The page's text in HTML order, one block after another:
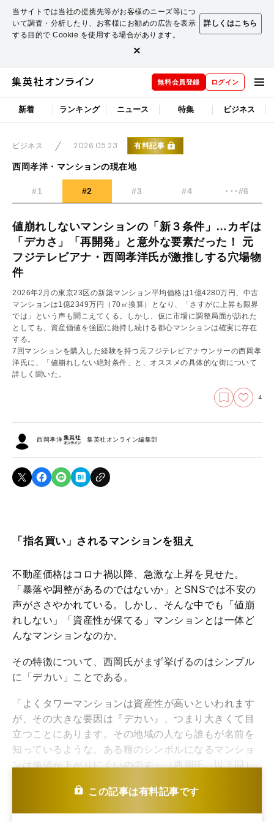
当サイトでは当社の提携先等がお客様のニーズ等につ
いて調査・分析したり、お客様にお勧めの広告を表示
する目的で Cookie を使用する場合があります。
詳しくはこちら
×
無料会員登録 ログイン
新着 ランキング ニュース 特集 ビジネス
ビジネス 2026.05.23 有料記事
西岡孝洋・マンションの現在地
#1 #2 #3 #4 ･･･#6
値崩れしないマンションの「新３条件」…カギは
「デカさ」「再開発」と意外な要素だった！ 元
フジテレビアナ・西岡孝洋氏が激推しする穴場物
件
2026年2月の東京23区の新築マンション平均価格は1億4280万円、中古
マンションは1億2349万円（70㎡換算）となり、「さすがに上昇も限界
では」という声も聞こえてくる。しかし、仮に市場に調整局面が訪れた
としても、資産価値を強固に維持し続ける都心マンションは確実に存在
する。
7回マンションを購入した経験を持つ元フジテレビアナウンサーの西岡孝
洋氏に、「値崩れしない絶対条件」と、オススメの具体的な街について
詳しく聞いた。
4
西岡孝洋 集英社オンライン編集部
「指名買い」されるマンションを狙え
不動産価格はコロナ禍以降、急激な上昇を見せた。
「暴落や調整があるのではないか」とSNSでは不安の
声がささやかれている。しかし、そんな中でも「値崩
れしない」「資産性が保てる」マンションとは一体ど
んなマンションなのか。
その特徴について、西岡氏がまず挙げるのはシンプル
に「デカい」ことである。
「よくタワーマンションは資産性が高いといわれます
が、その大きな要因は『デカい』、つまり大きくて目
立つことにあります。その地域の人なら誰もが名前を
知っているような、ある種のシンボルになるマンショ
ンは価値が下がりにくいのです」（西岡氏、以下同）
大きく目立つことで、手っ取り早く皆が知っているマ
この記事は有料記事です